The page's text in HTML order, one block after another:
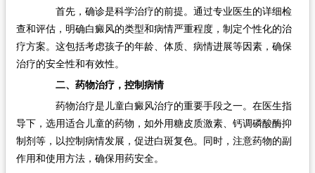
首先，确诊是科学治疗的前提。通过专业医生的详细检
查和评估，明确白癜风的类型和病情严重程度，制定个性化的治
疗方案。这包括考虑孩子的年龄、体质、病情进展等因素，确保
治疗的安全性和有效性。
二、药物治疗，控制病情
药物治疗是儿童白癜风治疗的重要手段之一。在医生指
导下，选用适合儿童的药物，如外用糖皮质激素、钙调磷酸酶抑
制剂等，以控制病情发展，促进白斑复色。同时，注意药物的副
作用和使用方法，确保用药安全。